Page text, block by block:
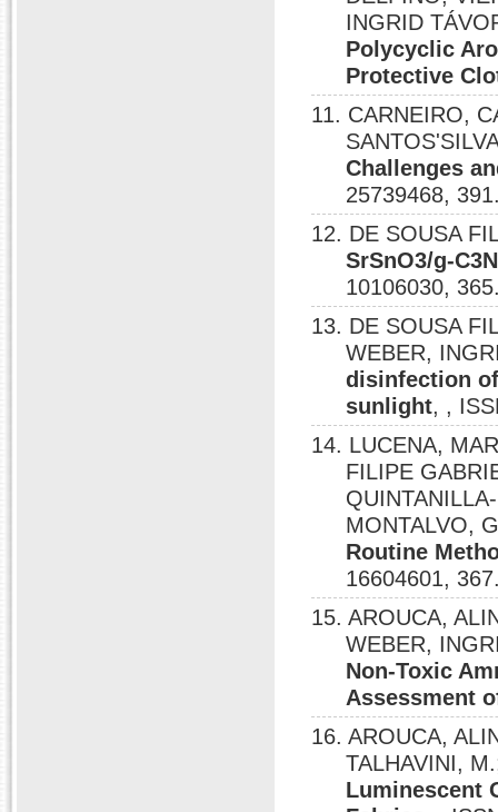
INGRID
Polycyclic
Protective
11. CARNEIRO,
Challenges
25739468,
12. DE SOUSA
SrSnO3/g-
10106030,
13. DE SOUSA
WEBER,
disinfection
sunlight, ,
14. LUCENA,
FILIPE
MONTALVO,
Routine
16604601,
15. AROUCA,
WEBER,
Non-Toxic
Assessment
16. AROUCA,
TALHAVINI,
Luminescent